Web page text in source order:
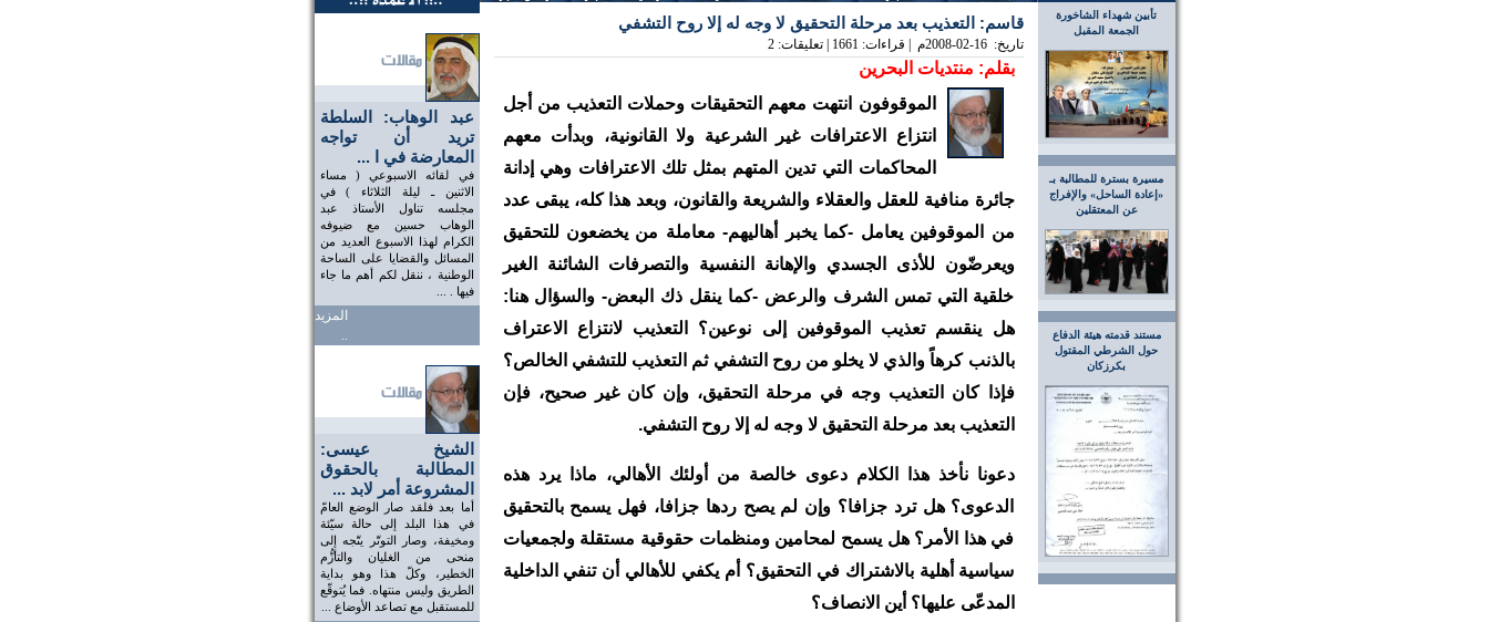
تأبين شهداء الشاخورة
الجمعة المقبل
مسيرة بسترة للمطالبة بـ
«إعادة الساحل» والإفراج
عن المعتقلين
مستند قدمته هيئة الدفاع
حول الشرطي المقتول
بكرزكان
عبد الوهاب: السلطة
تريد أن تواجه
المعارضة في ا ...
في لقائه الاسبوعي ( مساء
الاثنين ـ ليلة الثلاثاء ) في
مجلسه تناول الأستاذ عبد
الوهاب حسين مع ضيوفه
الكرام لهذا الاسبوع العديد من
المسائل والقضايا على الساحة
الوطنية ، ننقل لكم أهم ما جاء
فيها . ...
المزيد
..
الشيخ عيسى:
المطالبة بالحقوق
المشروعة أمر لابد ...
أما بعد فلقد صار الوضع العامّ
في هذا البلد إلى حالة سيّئة
ومخيفة، وصار التوتّر يتّجه إلى
منحى من الغليان والتأزُّم
الخطير، وكلّ هذا وهو بداية
الطريق وليس منتهاه. فما يُتوقّع
للمستقبل مع تصاعد الأوضاع ...
قاسم: التعذيب بعد مرحلة التحقيق لا وجه له إلا روح التشفي
تاريخ: 2008-02-16م | قراءات: 1661 | تعليقات: 2
بقلم: منتديات البحرين
الموقوفون انتهت معهم التحقيقات وحملات التعذيب من أجل
انتزاع الاعترافات غير الشرعية ولا القانونية، وبدأت معهم
المحاكمات التي تدين المتهم بمثل تلك الاعترافات وهي إدانة
جائرة منافية للعقل والعقلاء والشريعة والقانون، وبعد هذا كله، يبقى عدد
من الموقوفين يعامل -كما يخبر أهاليهم- معاملة من يخضعون للتحقيق
ويعرضّون للأذى الجسدي والإهانة النفسية والتصرفات الشائنة الغير
خلقية التي تمس الشرف والرعض -كما ينقل ذك البعض- والسؤال هنا:
هل ينقسم تعذيب الموقوفين إلى نوعين؟ التعذيب لانتزاع الاعتراف
بالذنب كرهاً والذي لا يخلو من روح التشفي ثم التعذيب للتشفي الخالص؟
فإذا كان التعذيب وجه في مرحلة التحقيق، وإن كان غير صحيح، فإن
التعذيب بعد مرحلة التحقيق لا وجه له إلا روح التشفي.
دعونا نأخذ هذا الكلام دعوى خالصة من أولئك الأهالي، ماذا يرد هذه
الدعوى؟ هل ترد جزافا؟ وإن لم يصح ردها جزافا، فهل يسمح بالتحقيق
في هذا الأمر؟ هل يسمح لمحامين ومنظمات حقوقية مستقلة ولجمعيات
سياسية أهلية بالاشتراك في التحقيق؟ أم يكفي للأهالي أن تنفي الداخلية
المدعّى عليها؟ أين الانصاف؟